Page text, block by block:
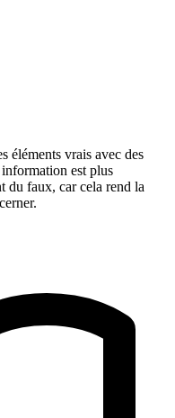
éléments vrais avec des
est plus
du faux, car cela rend la